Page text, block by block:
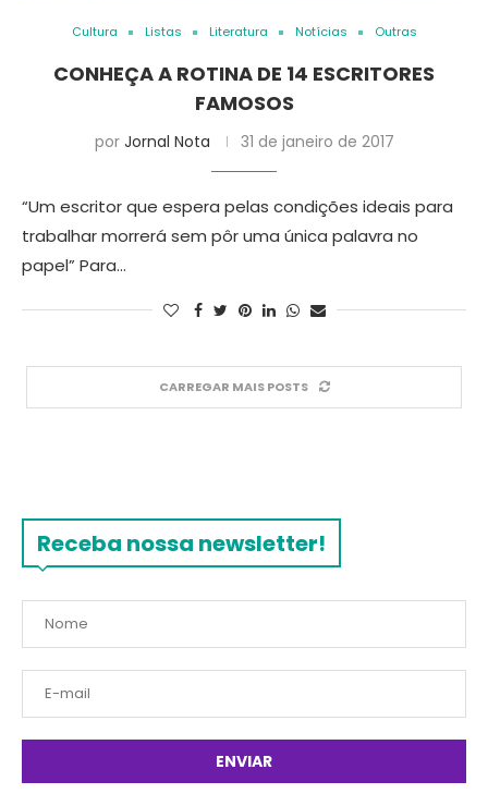
Cultura Listas Literatura Notícias Outras
CONHEÇA A ROTINA DE 14 ESCRITORES
FAMOSOS
por Jornal Nota 31 de janeiro de 2017
“Um escritor que espera pelas condições ideais para
trabalhar morrerá sem pôr uma única palavra no
papel” Para…
CARREGAR MAIS POSTS
Receba nossa newsletter!